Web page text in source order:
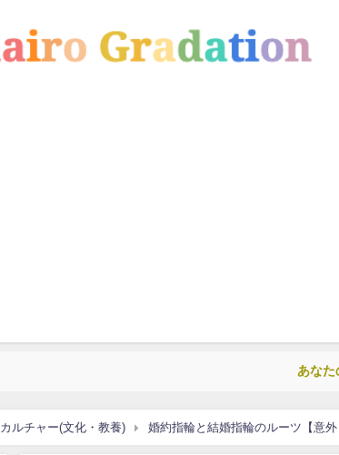
あな
カルチャー(文化・教養) 婚約指輪と結婚指輪のルーツ【意